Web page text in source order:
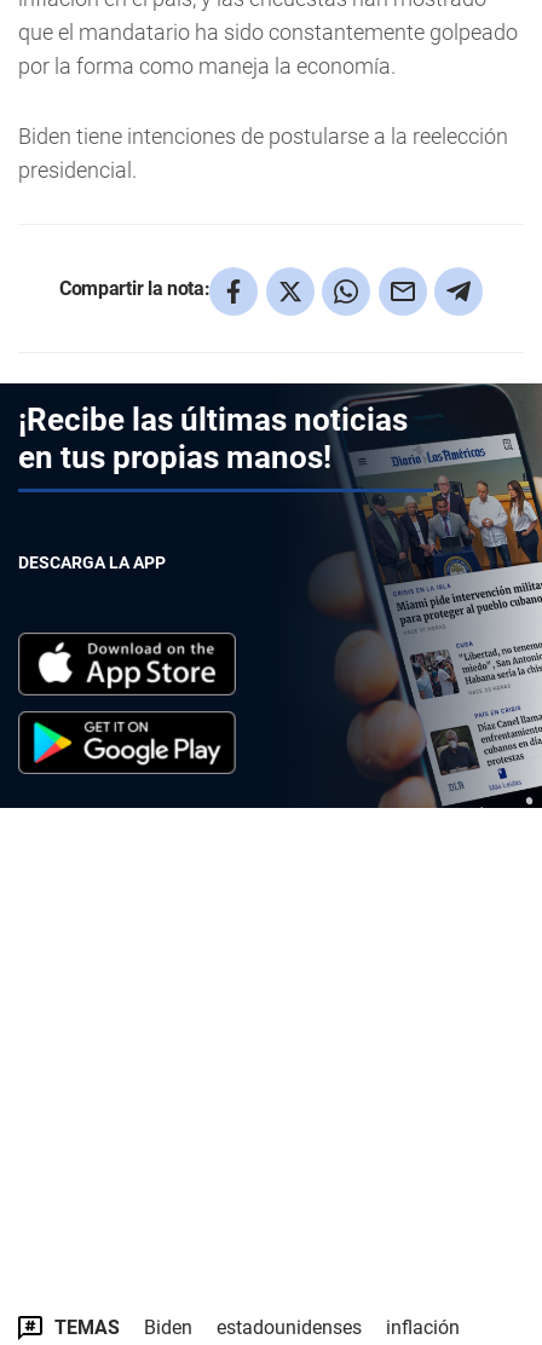
que el mandatario ha sido constantemente golpeado
por la forma como maneja la economía.
Biden tiene intenciones de postularse a la reelección
presidencial.
Compartir la nota:
¡Recibe las últimas noticias
en tus propias manos!
DESCARGA LA APP
TEMAS Biden estadounidenses inflación